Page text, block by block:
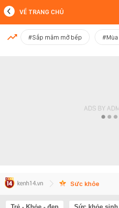
MỚI NHẤT
VỀ TRANG CHỦ
#Sắp mâm mở bếp
Sức khỏe